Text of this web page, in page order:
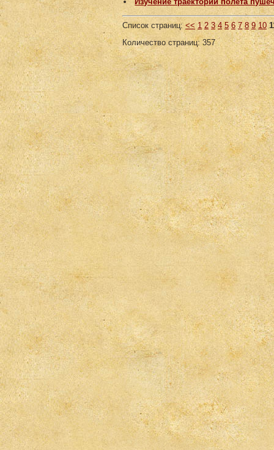
Список страниц: << 1 2 3 4 5 6 7 8 9 10
Количество страниц: 357